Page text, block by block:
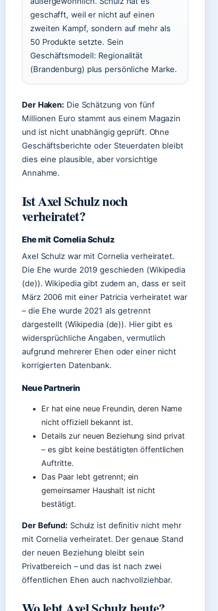
geschafft, weil er nicht auf einen
zweiten Kampf, sondern auf mehr als
50 Produkte setzte. Sein
Geschäftsmodell: Regionalität
(Brandenburg) plus persönliche Marke.
Der Haken: Die Schätzung von fünf
Millionen Euro stammt aus einem Magazin
und ist nicht unabhängig geprüft. Ohne
Geschäftsberichte oder Steuerdaten bleibt
dies eine plausible, aber vorsichtige
Annahme.
Ist Axel Schulz noch
verheiratet?
Ehe mit Cornelia Schulz
Axel Schulz war mit Cornelia verheiratet.
Die Ehe wurde 2019 geschieden (Wikipedia
(de)). Wikipedia gibt zudem an, dass er seit
März 2006 mit einer Patricia verheiratet war
– die Ehe wurde 2021 als getrennt
dargestellt (Wikipedia (de)). Hier gibt es
widersprüchliche Angaben, vermutlich
aufgrund mehrerer Ehen oder einer nicht
korrigierten Datenbank.
Neue Partnerin
Er hat eine neue Freundin, deren Name
nicht offiziell bekannt ist.
Details zur neuen Beziehung sind privat
– es gibt keine bestätigten öffentlichen
Auftritte.
Das Paar lebt getrennt; ein
gemeinsamer Haushalt ist nicht
bestätigt.
Der Befund: Schulz ist definitiv nicht mehr
mit Cornelia verheiratet. Der genaue Stand
der neuen Beziehung bleibt sein
Privatbereich – und das ist nach zwei
öffentlichen Ehen auch nachvollziehbar.